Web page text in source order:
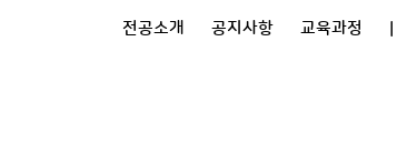
전공소개 공지사항 교육과정